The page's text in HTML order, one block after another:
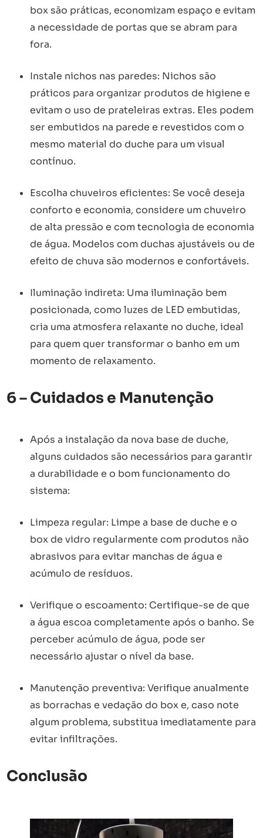
box são práticas, economizam espaço e evitam
a necessidade de portas que se abram para
fora.
Instale nichos nas paredes: Nichos são
práticos para organizar produtos de higiene e
evitam o uso de prateleiras extras. Eles podem
ser embutidos na parede e revestidos com o
mesmo material do duche para um visual
contínuo.
Escolha chuveiros eficientes: Se você deseja
conforto e economia, considere um chuveiro
de alta pressão e com tecnologia de economia
de água. Modelos com duchas ajustáveis ou de
efeito de chuva são modernos e confortáveis.
Iluminação indireta: Uma iluminação bem
posicionada, como luzes de LED embutidas,
cria uma atmosfera relaxante no duche, ideal
para quem quer transformar o banho em um
momento de relaxamento.
6 – Cuidados e Manutenção
Após a instalação da nova base de duche,
alguns cuidados são necessários para garantir
a durabilidade e o bom funcionamento do
sistema:
Limpeza regular: Limpe a base de duche e o
box de vidro regularmente com produtos não
abrasivos para evitar manchas de água e
acúmulo de resíduos.
Verifique o escoamento: Certifique-se de que
a água escoa completamente após o banho. Se
perceber acúmulo de água, pode ser
necessário ajustar o nível da base.
Manutenção preventiva: Verifique anualmente
as borrachas e vedação do box e, caso note
algum problema, substitua imediatamente para
evitar infiltrações.
Conclusão